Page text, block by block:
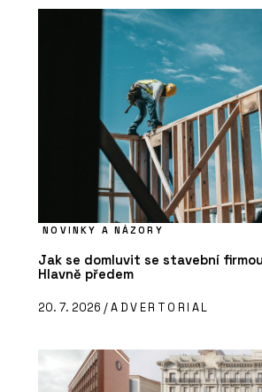
NOVINKY A NÁZORY
Jak se domluvit se stavební
Hlavně předem
20. 7. 2026 /ADVERTORIAL